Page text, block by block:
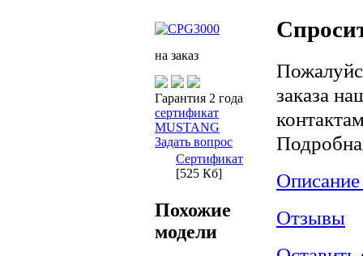
на заказ
Гарантия 2 года
сертификат
MUSTANG
Задать вопрос
Сертификат
[525 Кб]
Похожие
модели
заказа
Описание
Отзывы